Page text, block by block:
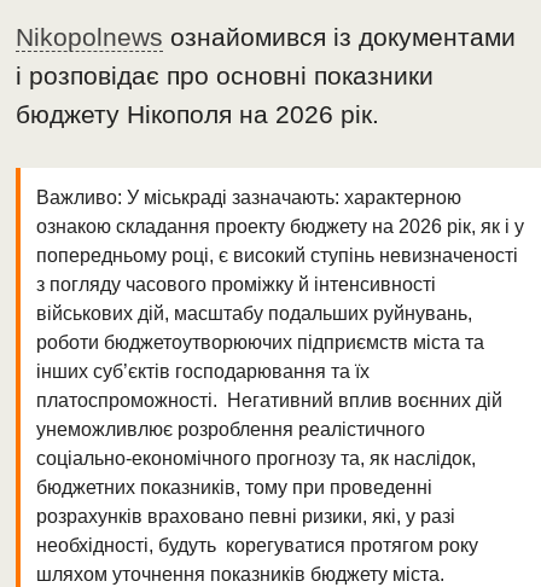
Nikopolnews ознайомився із документами
і розповідає про основні показники
бюджету Нікополя на 2026 рік.
Важливо: У міськраді зазначають: характерною
ознакою складання проекту бюджету на 2026 рік, як і у
попередньому році, є високий ступінь невизначеності
з погляду часового проміжку й інтенсивності
військових дій, масштабу подальших руйнувань,
роботи бюджетоутворюючих підприємств міста та
інших суб’єктів господарювання та їх
платоспроможності. Негативний вплив воєнних дій
унеможливлює розроблення реалістичного
соціально-економічного прогнозу та, як наслідок,
бюджетних показників, тому при проведенні
розрахунків враховано певні ризики, які, у разі
необхідності, будуть корегуватися протягом року
шляхом уточнення показників бюджету міста.